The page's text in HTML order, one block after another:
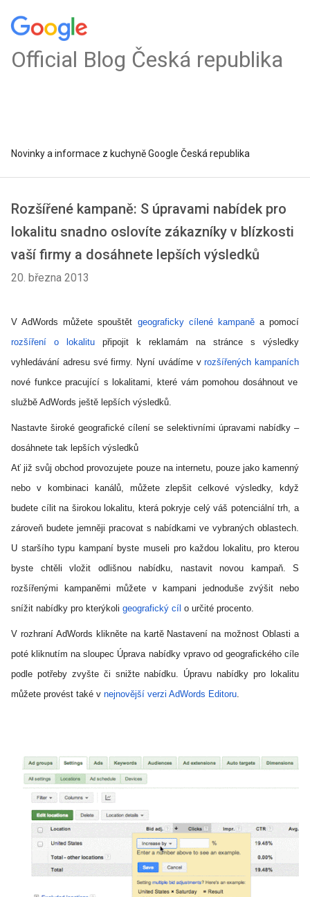
Official Blog Česká republika
Novinky a informace z kuchyně Google Česká republika
Rozšířené kampaně: S úpravami nabídek pro
lokalitu snadno oslovíte zákazníky v blízkosti
vaší firmy a dosáhnete lepších výsledků
20. března 2013
V AdWords můžete spouštět geograficky cílené kampaněa pomocí
rozšíření o lokalitu připojit k reklamám na stránce s výsledky
vyhledávání adresu své firmy. Nyní uvádíme vrozšířených kampaních
nové funkce pracující s lokalitami, které vám pomohou dosáhnout ve
službě AdWords ještě lepších výsledků.
Nastavte široké geografické cílení se selektivními úpravami nabídky –
dosáhnete tak lepších výsledků
Ať již svůj obchod provozujete pouze na internetu, pouze jako kamenný
nebo v kombinaci kanálů, můžete zlepšit celkové výsledky, když
budete cílit na širokou lokalitu, která pokryje celý váš potenciální trh, a
zároveň budete jemněji pracovat s nabídkami ve vybraných oblastech.
U staršího typu kampaní byste museli pro každou lokalitu, pro kterou
byste chtěli vložit odlišnou nabídku, nastavit novou kampaň. S
rozšířenými kampaněmi můžete v kampani jednoduše zvýšit nebo
snížit nabídky pro kterýkoli geografický cíl o určité procento.
V rozhraní AdWords klikněte na kartě Nastavení na možnost Oblasti a
poté kliknutím na sloupec Úprava nabídky vpravo od geografického cíle
podle potřeby zvyšte či snižte nabídku. Úpravu nabídky pro lokalitu
můžete provést také v nejnovější verzi AdWords Editoru.